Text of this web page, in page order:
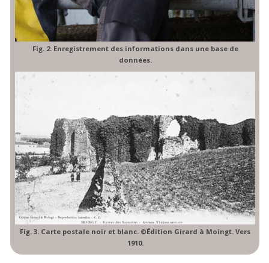
Fig. 2. Enregistrement des informations dans une base de
données.
Fig. 3. Carte postale noir et blanc. ©Édition Girard à Moingt. Vers
1910.